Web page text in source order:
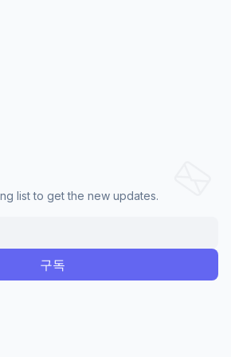
list to get the new updates.